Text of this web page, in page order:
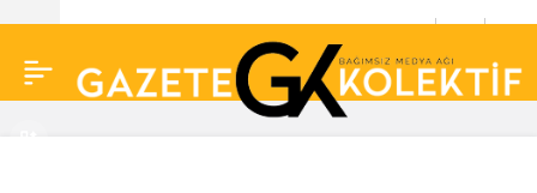
gözyaşlarına boğuldu